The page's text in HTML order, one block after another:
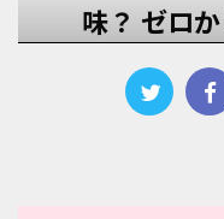
味？ ゼロ